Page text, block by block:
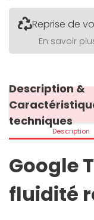
Reprise de
En savoir
Description &
techniques
Description
Google
fluidité